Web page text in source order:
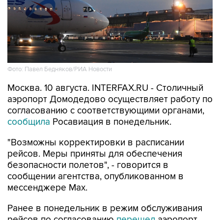
Фото: Павел Бедняков/РИА Новости
Москва. 10 августа. INTERFAX.RU - Столичный
аэропорт Домодедово осуществляет работу по
согласованию с соответствующими органами,
сообщила Росавиация в понедельник.
"Возможны корректировки в расписании
рейсов. Меры приняты для обеспечения
безопасности полетов", - говорится в
сообщении агентства, опубликованном в
мессенджере Мах.
Ранее в понедельник в режим обслуживания